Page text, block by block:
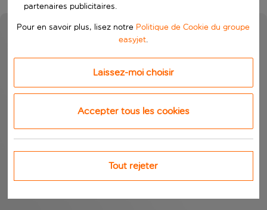
partenaires publicitaires.
Pour en savoir plus, lisez notre Politique de Cookie du groupe
easyjet.
Laissez-moi choisir
Accepter tous les cookies
Tout rejeter